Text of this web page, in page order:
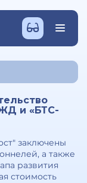
и «БТС-
заключены
а также
развития
стоимость